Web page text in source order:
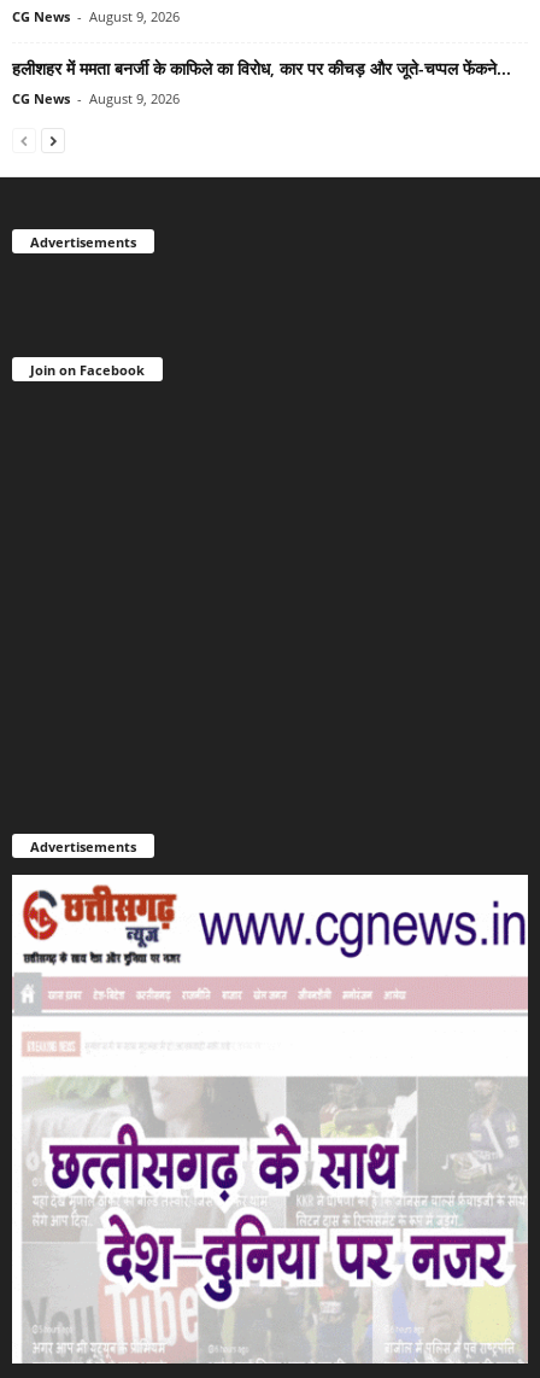
CG News - August 9, 2026
हलीशहर में ममता बनर्जी के काफिले का विरोध, कार पर कीचड़ और जूते-चप्पल फेंकने...
CG News - August 9, 2026
Advertisements
Join on Facebook
Advertisements